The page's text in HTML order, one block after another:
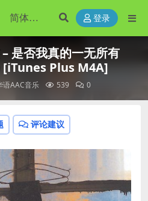
登录
是否我真的一无所有
Plus M4A]
语AAC音乐 539 0
评论建议